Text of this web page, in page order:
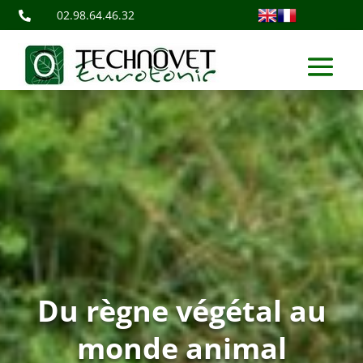
 02.98.64.46.32
Du règne végétal au
monde animal